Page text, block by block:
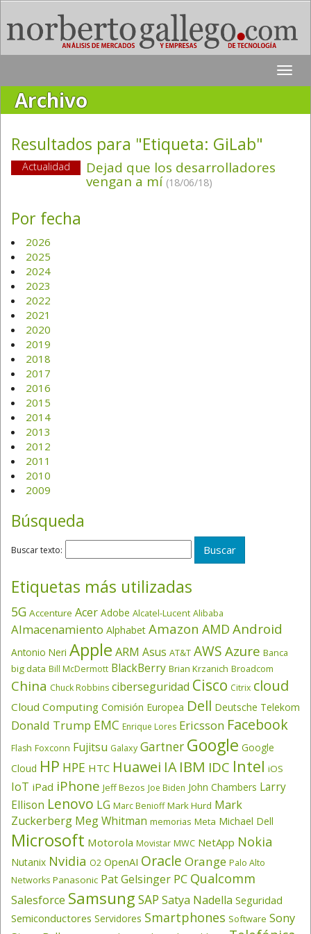
Toggle
Archivo
Resultados para "Etiqueta: GiLab"
Actualidad Dejad que los desarrolladores
vengan a mí (18/06/18)
Por fecha
2026
2025
2024
2023
2022
2021
2020
2019
2018
2017
2016
2015
2014
2013
2012
2011
2010
2009
Búsqueda
Buscar texto:
Etiquetas más utilizadas
5G Accenture Acer Adobe Alcatel-Lucent Alibaba
Almacenamiento Alphabet Amazon AMD Android
Antonio Neri Apple ARM Asus AT&T AWSAzure Banca
big data Bill McDermott BlackBerry Brian Krzanich Broadcom
China Chuck Robbins ciberseguridad Cisco Citrix cloud
Cloud Computing Comisión Europea Dell Deutsche Telekom
Donald Trump EMC Enrique Lores Ericsson Facebook
Flash Foxconn Fujitsu Galaxy Gartner Google Google
Cloud HP HPE HTC Huawei IA IBM IDC Intel iOS
IoT iPad iPhone Jeff Bezos Joe Biden John Chambers Larry
Ellison Lenovo LG Marc Benioff Mark Hurd Mark
Zuckerberg Meg Whitman memorias Meta Michael Dell
Microsoft Motorola Movistar MWC NetApp Nokia
Nutanix Nvidia O2 OpenAI Oracle Orange Palo Alto
Networks Panasonic Pat Gelsinger PC Qualcomm
Salesforce Samsung SAP Satya Nadella Seguridad
Semiconductores Servidores Smartphones Software Sony